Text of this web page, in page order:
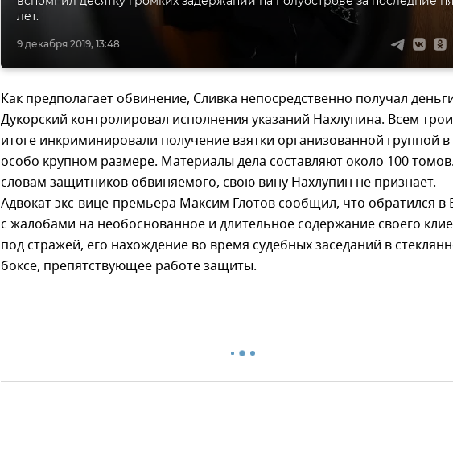
9 декабря 2019, 13:48
лет.
Как предполагает обвинение, Сливка непосредственно получал
Дукорский контролировал исполнения указаний Нахлупина. Всем
итоге инкриминировали получение взятки организованной группой в
особо крупном размере. Материалы дела составляют около 100
словам защитников обвиняемого, свою вину Нахлупин не признает.
Адвокат экс-вице-премьера Максим Глотов сообщил, что обратился в
с жалобами на необоснованное и длительное содержание своего
под стражей, его нахождение во время судебных заседаний в
боксе, препятствующее работе защиты.